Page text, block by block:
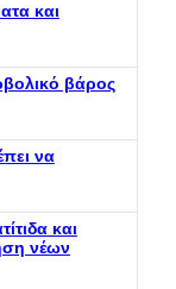
και
βάρος
να
και
νέων